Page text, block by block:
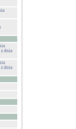
dnia
dnia